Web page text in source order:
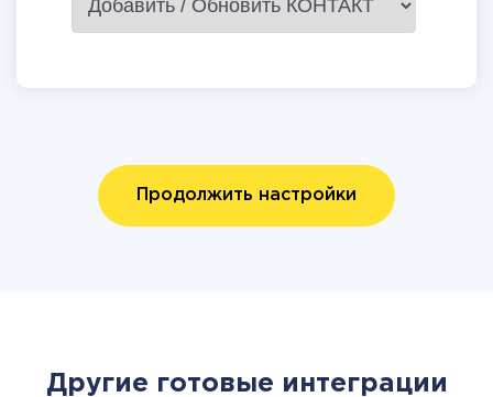
Продолжить настройки
Другие готовые интеграции